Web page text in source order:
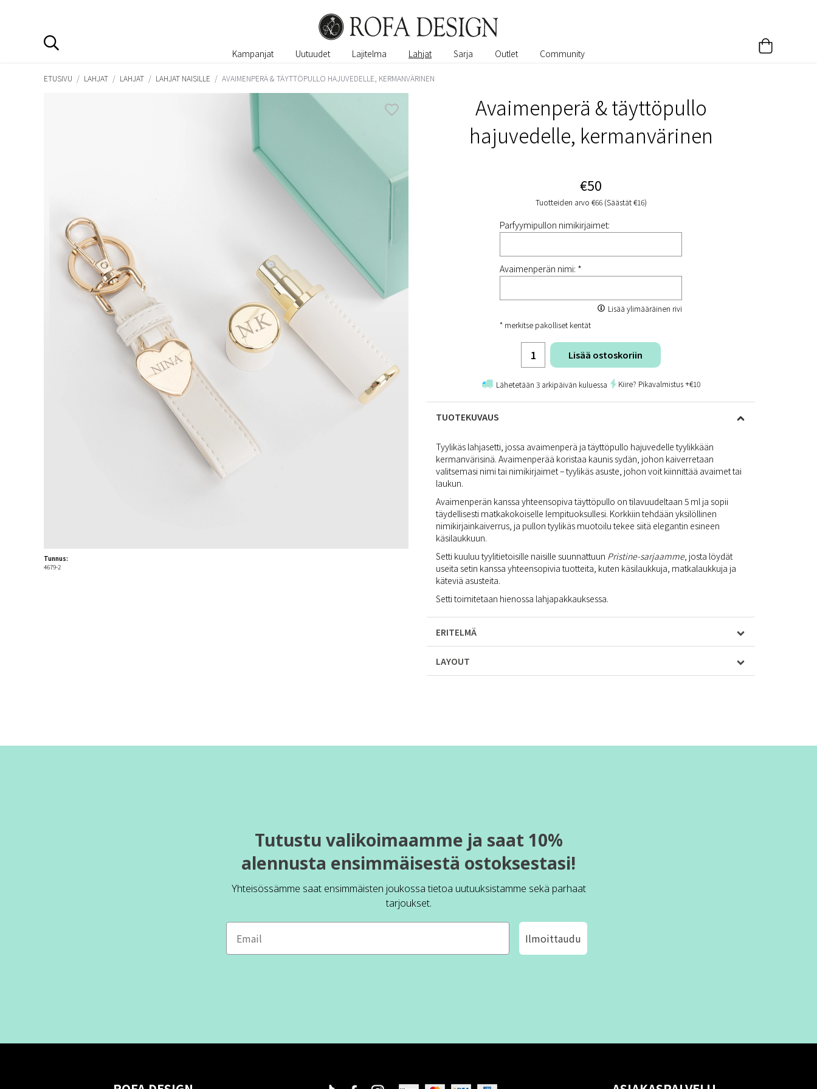
Kampanjat Uutuudet Lajitelma Lahjat Sarja Outlet Community
ETUSIVU / LAHJAT / LAHJAT / LAHJAT NAISILLE / AVAIMENPERÄ & TÄYTTÖPULLO HAJUVEDELLE, KERMANVÄRINEN
Avaimenperä & täyttöpullo
hajuvedelle, kermanvärinen
€50
Tuotteiden arvo €66 (Säästät €16)
Parfyymipullon nimikirjaimet:
Avaimenperän nimi: *
Lisää ylimääräinen rivi
* merkitse pakolliset kentät
Lisää ostoskoriin
Lähetetään 3 arkipäivän kuluessa Kiire? Pikavalmistus +€10
TUOTEKUVAUS
Tyylikäs lahjasetti, jossa avaimenperä ja täyttöpullo hajuvedelle tyylikkään
kermanvärisinä. Avaimenperää koristaa kaunis sydän, johon kaiverretaan
valitsemasi nimi tai nimikirjaimet – tyylikäs asuste, johon voit kiinnittää avaimet tai
laukun.
Avaimenperän kanssa yhteensopiva täyttöpullo on tilavuudeltaan 5 ml ja sopii
täydellisesti matkakokoiselle lempituoksullesi. Korkkiin tehdään yksilöllinen
nimikirjainkaiverrus, ja pullon tyylikäs muotoilu tekee siitä elegantin esineen
käsilaukkuun.
Setti kuuluu tyylitietoisille naisille suunnattuun Pristine-sarjaamme, josta löydät
useita setin kanssa yhteensopivia tuotteita, kuten käsilaukkuja, matkalaukkuja ja
käteviä asusteita.
Setti toimitetaan hienossa lahjapakkauksessa.
ERITELMÄ
LAYOUT
Tunnus:
4679-2
Tutustu valikoimaamme ja saat 10%
alennusta ensimmäisestä ostoksestasi!
Yhteisössämme saat ensimmäisten joukossa tietoa uutuuksistamme sekä parhaat
tarjoukset.
Ilmoittaudu